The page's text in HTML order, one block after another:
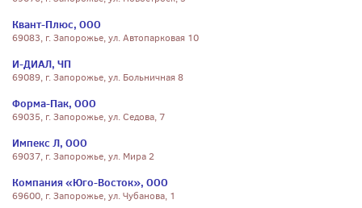
Квант-Плюс, ООО
69083, г. Запорожье, ул. Автопарковая 10
И-ДИАЛ, ЧП
69089, г. Запорожье, ул. Больничная 8
Форма-Пак, ООО
69035, г. Запорожье, ул. Седова, 7
Импекс Л, ООО
69037, г. Запорожье, ул. Мира 2
Компания «Юго-Восток», ООО
69600, г. Запорожье, ул. Чубанова, 1